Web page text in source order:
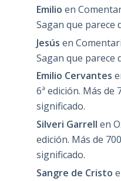
Emilio en
Sagan que parece
Jesús en
Sagan que parece
Emilio Cervantes
6ª edición. Más de
significado.
Silveri Garrell en
edición. Más de
significado.
Sangre de Cristo